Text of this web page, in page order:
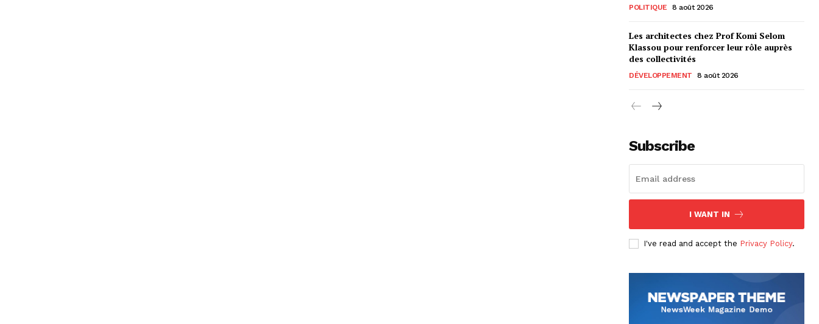
POLITIQUE 8 août 2026
Les architectes chez Prof Komi Selom
Klassou pour renforcer leur rôle auprès
des collectivités
DÉVELOPPEMENT 8 août 2026
Subscribe
I WANT IN
I've read and accept the Privacy Policy.